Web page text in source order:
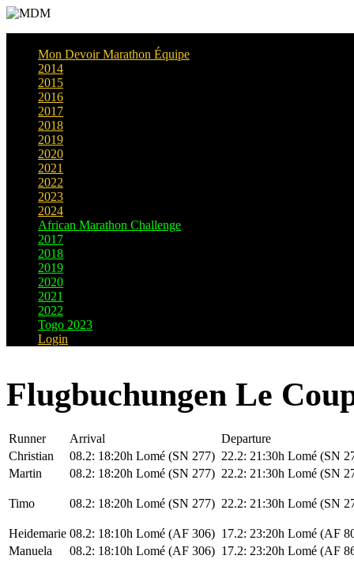
Mon Devoir Marathon Équipe
2014
2015
2016
2017
2018
2019
2020
2021
2022
2023
2024
African Marathon Challenge
2017
2018
2019
2020
2021
2022
Togo 2023
Login
Flugbuchungen Le
Runner Arrival
Departure
Christian
08.2: 18:20h Lomé (SN 277) 22.2: 21:30h Lomé (SN
Martin
08.2: 18:20h Lomé (SN 277) 22.2: 21:30h Lomé (SN
Timo 08.2: 18:20h Lomé (SN 277) 22.2: 21:30h Lomé (SN
Heidemarie 08.2: 18:10h Lomé (AF 306) 17.2: 23:20h Lomé (AF
Manuela
08.2: 18:10h Lomé (AF 306) 17.2: 23:20h Lomé (AF